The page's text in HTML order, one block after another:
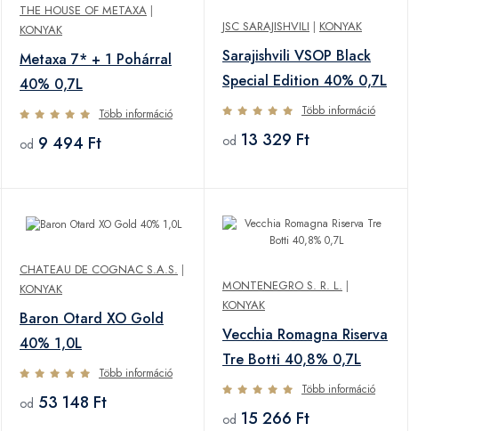
THE HOUSE OF METAXA |
KONYAK
Metaxa 7* + 1 Pohárral
40% 0,7L
Több információ
od 9 494 Ft
JSC SARAJISHVILI | KONYAK
Sarajishvili VSOP Black
Special Edition 40% 0,7L
Több információ
od 13 329 Ft
CHATEAU DE COGNAC S.A.S. |
KONYAK
Baron Otard XO Gold
40% 1,0L
Több információ
od 53 148 Ft
MONTENEGRO S. R. L. |
KONYAK
Vecchia Romagna Riserva
Tre Botti 40,8% 0,7L
Több információ
od 15 266 Ft